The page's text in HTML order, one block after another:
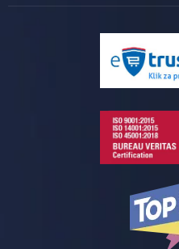
Pločice za kupatilo